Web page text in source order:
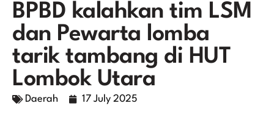
BPBD kalahkan tim LSM
dan Pewarta lomba
tarik tambang di HUT
Lombok Utara
Daerah 17 July 2025